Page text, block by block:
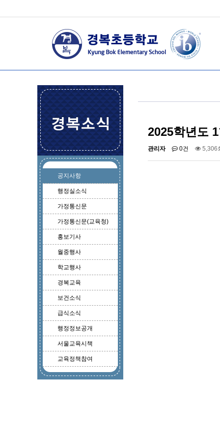
공지사항
행정실소식
가정통신문
가정통신문(교육청)
홍보기사
월중행사
학교행사
경복교육
보건소식
급식소식
행정정보공개
서울교육시책
교육정책참여
2025학년도
관리자 0건 5,306